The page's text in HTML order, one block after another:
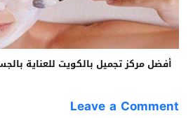
أفضل مركز تجميل بالكويت للعناية
Leave a Comment